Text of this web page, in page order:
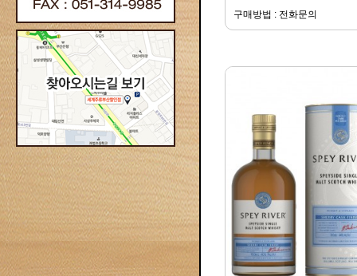
구매방법 : 전화문의